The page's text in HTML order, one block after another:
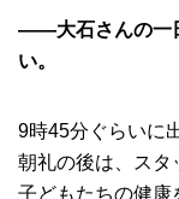
――大石さんの一
い。
9時45分ぐらいに
朝礼の後は、スタ
子どもたちの健康